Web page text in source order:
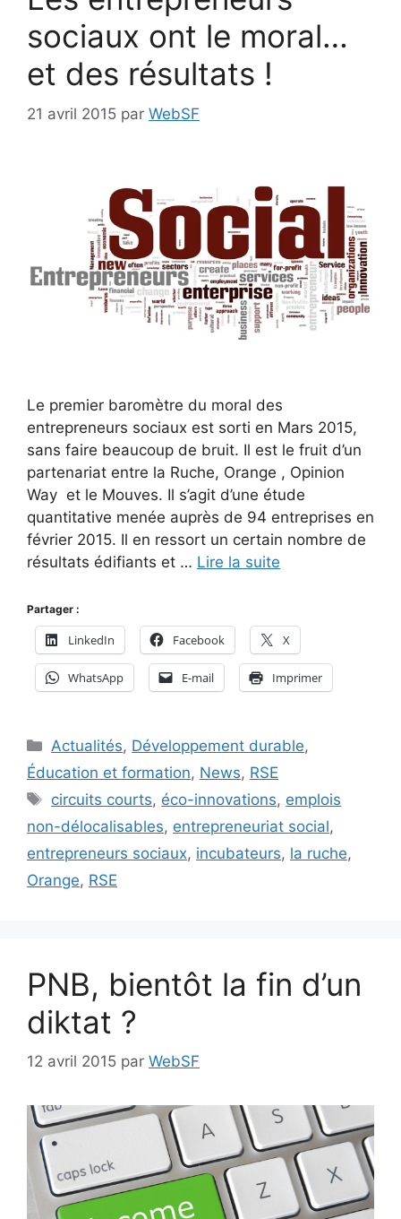
sociaux ont le moral…
et des résultats !
21 avril 2015 par WebSF
Le premier baromètre du moral des
entrepreneurs sociaux est sorti en Mars 2015,
sans faire beaucoup de bruit. Il est le fruit d’un
partenariat entre la Ruche, Orange , Opinion
Way et le Mouves. Il s’agit d’une étude
quantitative menée auprès de 94 entreprises en
février 2015. Il en ressort un certain nombre de
résultats édifiants et … Lire la suite
Partager :
LinkedIn Facebook X
WhatsApp E-mail Imprimer
Catégories
Actualités, Développement durable,
Éducation et formation, News, RSE
Étiquettes
circuits courts, éco-innovations, emplois
non-délocalisables, entrepreneuriat social,
entrepreneurs sociaux, incubateurs, la ruche,
Orange, RSE
PNB, bientôt la fin d’un
diktat ?
12 avril 2015 par WebSF